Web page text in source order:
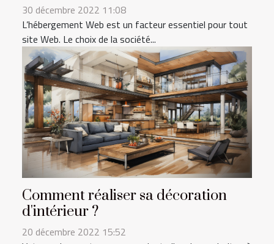
30 décembre 2022 11:08
L’hébergement Web est un facteur essentiel pour tout
site Web. Le choix de la société...
Comment réaliser sa décoration
d'intérieur ?
20 décembre 2022 15:52